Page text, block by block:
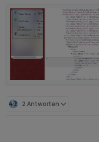
const
const
const
//FELDER UND
let
const
const
const
const
let
2 Antworten